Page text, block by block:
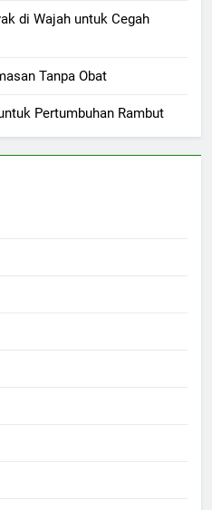
di Wajah untuk Cegah
Tanpa Obat
Pertumbuhan Rambut